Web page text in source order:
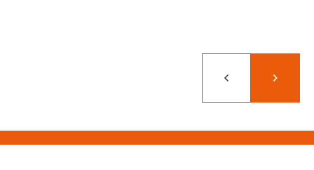
PrécédentSuivant